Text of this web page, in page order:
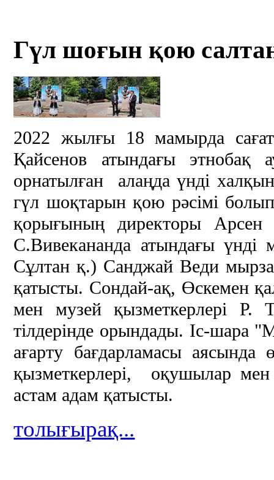
Гүл шоғын қою
2022 жылғы 18 мамырда
Қайсенов атындағы этнобақ
орнатылған алаңда үнді
гүл шоқтарын қою рәсімі
қорығының директоры
С.Вивекананда атындағы
Сұлтан қ.) Санджай Веди
қатысты. Сондай-ақ, Өскемен
мен музей қызметкерлері Р.
тілдерінде орындады. Іс-шара
ағарту бағдарламасы аясында
қызметкерлері, оқушылар мен
астам адам қатысты.
толығырақ...